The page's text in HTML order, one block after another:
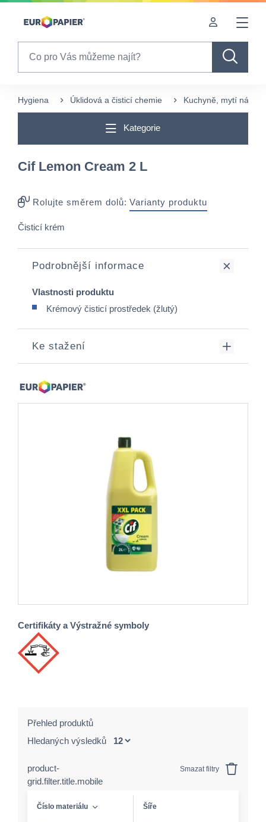
Table Of Content
Hygiena Úklidová a čisticí chemie Kuchyně, mytí nádobí
Kategorie
Cif Lemon Cream 2 L
Rolujte směrem dolů: Varianty produktu
Čisticí krém
Podrobnější informace
Vlastnosti produktu
Krémový čisticí prostředek (žlutý)
Ke stažení
Certifikáty a Výstražné symboly
Přehled produktů
Hledaných výsledků
product-
grid.filter.title.mobile
Smazat filtry
Číslo materiálu Šíře